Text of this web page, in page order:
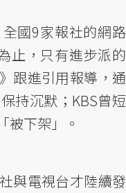
國9家報社的網路
止，只有進步派的
跟進引用報導，通
持沉默；KBS曾短
被下架」。
與電視台才陸續發